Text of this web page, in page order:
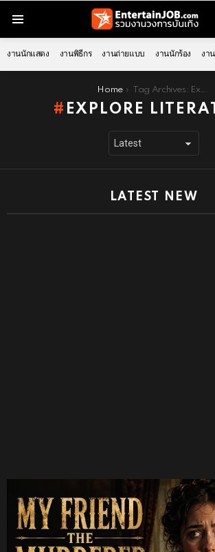
งานนักแสดง งานพิธีกร งานถ่ายแบบ งานนักร้อง งา
Home Tag Archives: Explore Literature
EXPLORE
LATEST NEW